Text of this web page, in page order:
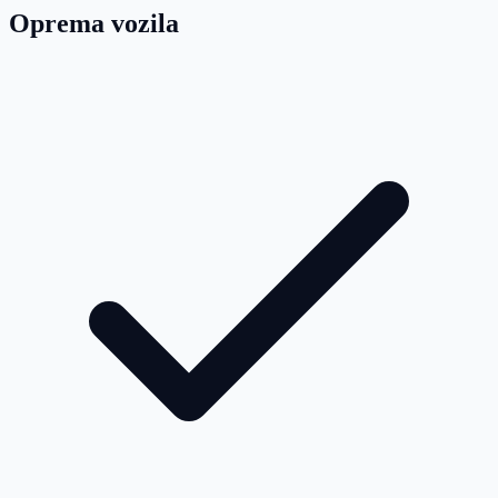
Oprema vozila